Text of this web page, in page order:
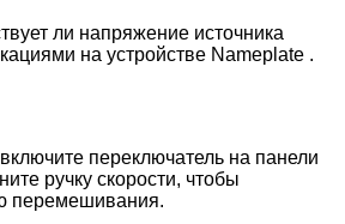
ли напряжение источника
на устройстве Nameplate .
переключатель на панели
ручку скорости, чтобы
перемешивания.